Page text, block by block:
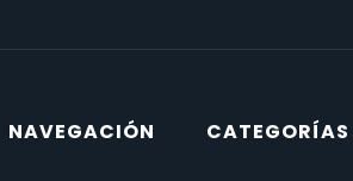
NAVEGACIÓN CATEGORÍAS